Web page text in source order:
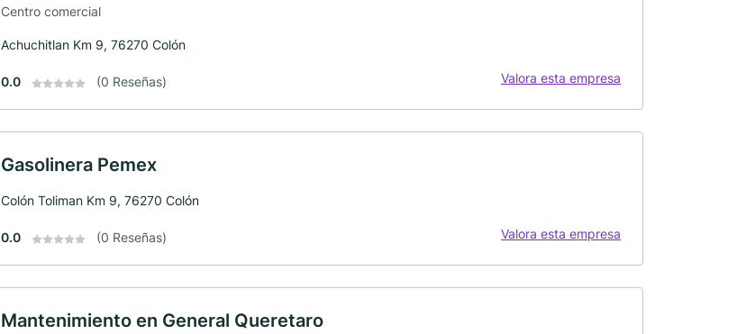
Centro comercial
Achuchitlan Km 9, 76270 Colón
0.0 (0 Reseñas) Valora esta empresa
Gasolinera Pemex
Colón Toliman Km 9, 76270 Colón
0.0 (0 Reseñas) Valora esta empresa
Mantenimiento en General Queretaro